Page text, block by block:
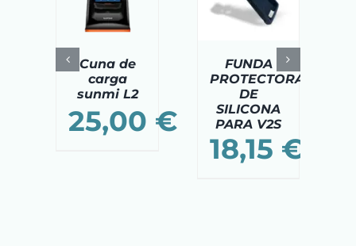
Cuna de
carga
sunmi L2
25,00 €
DETAILS
FUNDA
PROTECTORA
DE
SILICONA
PARA V2S
18,15 €
DETAILS